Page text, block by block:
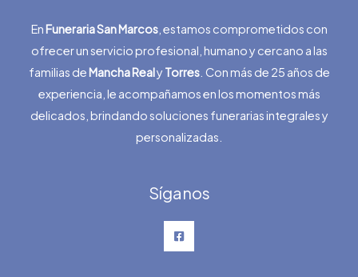
EnFuneraria San Marcos, estamos comprometidos con
ofrecer un servicio profesional, humano y cercano a las
familias deMancha Realy Torres. Con más de 25 años de
experiencia, le acompañamos en los momentos más
delicados, brindando soluciones funerarias integrales y
personalizadas.
Síganos